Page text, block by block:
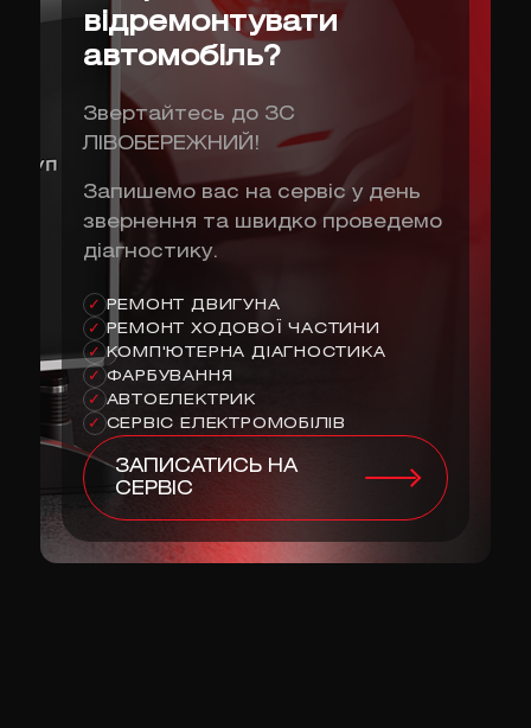
відремонтувати
автомобіль?
Звертайтесь до ЗС
ЛІВОБЕРЕЖНИЙ!
Запишемо вас на сервіс у день
звернення та швидко проведемо
діагностику.
✓ РЕМОНТ ДВИГУНА
✓ РЕМОНТ ХОДОВОЇ ЧАСТИНИ
✓ КОМП'ЮТЕРНА ДІАГНОСТИКА
✓ ФАРБУВАННЯ
✓ АВТОЕЛЕКТРИК
✓ СЕРВІС ЕЛЕКТРОМОБІЛІВ
ЗАПИСАТИСЬ НА
СЕРВІС